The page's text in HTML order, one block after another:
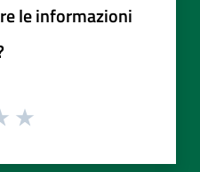
le informazioni